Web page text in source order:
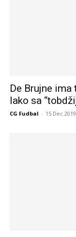
De Brujne ima
lako sa
CG Fudbal - 15 Dec